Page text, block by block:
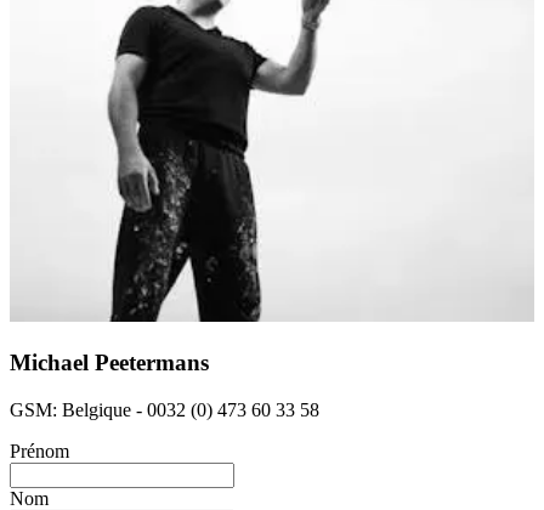
Michael Peetermans
GSM: Belgique - 0032 (0) 473 60 33 58
Prénom
Nom